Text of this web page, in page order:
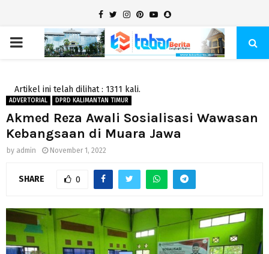
Facebook
TwitterInstagram
Pinterest
YoutubeSnapchat
PRIMARY
Artikel ini telah dilihat : 1311 kali.
ADVERTORIAL DPRD KALIMANTAN TIMUR
Akmed Reza Awali Sosialisasi Wawasan
Kebangsaan di Muara Jawa
by admin November 1, 2022
SHARE 0